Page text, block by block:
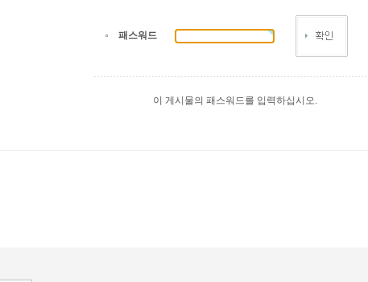
패스워드
이 게시물의 패스워드를 입력하십시오.